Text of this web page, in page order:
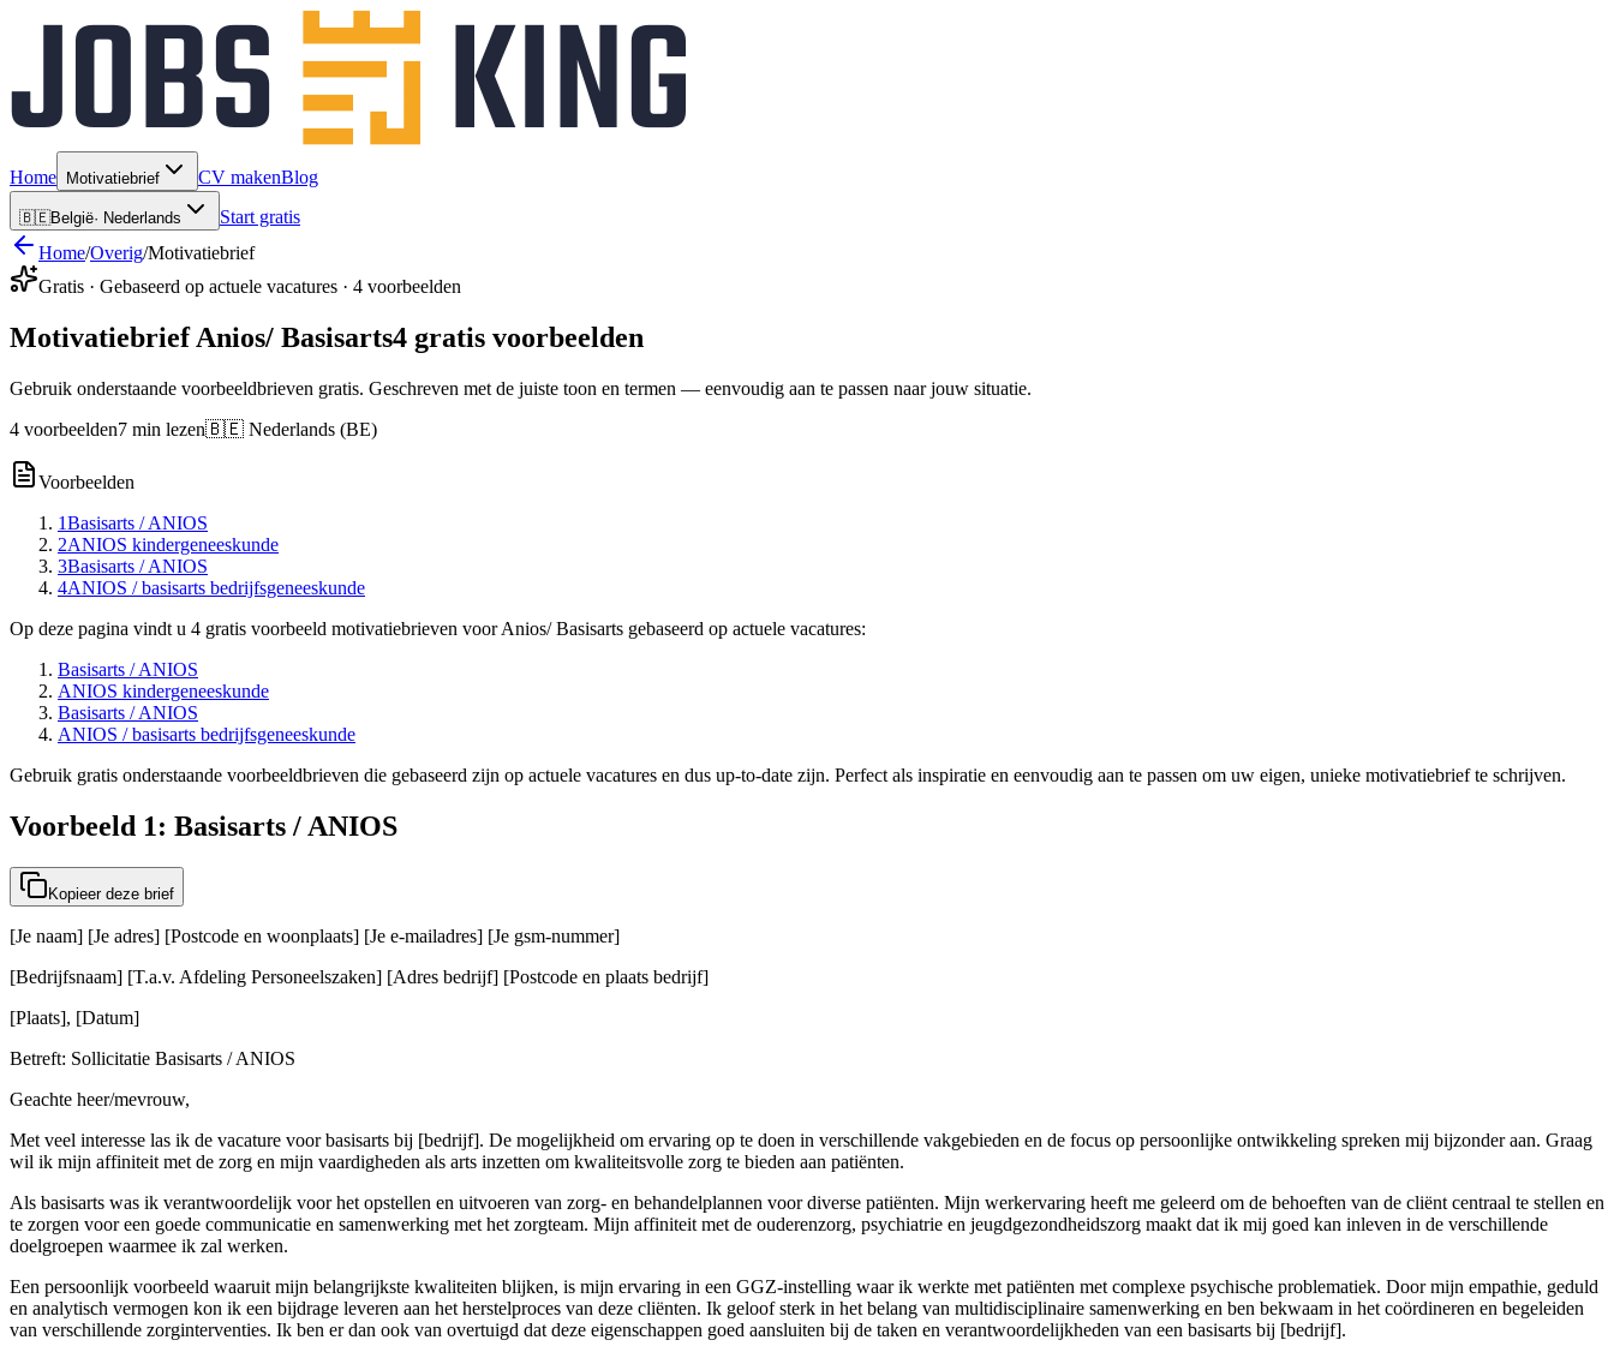
Home Motivatiebrief CV makenBlog
🇧🇪België· Nederlands
Start gratis
Home/Overig/Motivatiebrief
Gratis · Gebaseerd op actuele vacatures · 4 voorbeelden
Motivatiebrief Anios/ Basisarts4 gratis voorbeelden
Gebruik onderstaande voorbeeldbrieven gratis. Geschreven met de juiste toon en termen — eenvoudig aan te passen naar jouw situatie.
4 voorbeelden7 min lezen🇧🇪 Nederlands (BE)
Voorbeelden
1Basisarts / ANIOS
2ANIOS kindergeneeskunde
3Basisarts / ANIOS
4ANIOS / basisarts bedrijfsgeneeskunde
Op deze pagina vindt u 4 gratis voorbeeld motivatiebrieven voor Anios/ Basisarts gebaseerd op actuele vacatures:
Basisarts / ANIOS
ANIOS kindergeneeskunde
Basisarts / ANIOS
ANIOS / basisarts bedrijfsgeneeskunde
Gebruik gratis onderstaande voorbeeldbrieven die gebaseerd zijn op actuele vacatures en dus up-to-date zijn. Perfect als inspiratie en eenvoudig aan te passen om uw eigen, unieke motivatiebrief te schrijven.
Voorbeeld 1: Basisarts / ANIOS
Kopieer deze brief
[Je naam] [Je adres] [Postcode en woonplaats] [Je e-mailadres] [Je gsm-nummer]
[Bedrijfsnaam] [T.a.v. Afdeling Personeelszaken] [Adres bedrijf] [Postcode en plaats bedrijf]
[Plaats], [Datum]
Betreft: Sollicitatie Basisarts / ANIOS
Geachte heer/mevrouw,
Met veel interesse las ik de vacature voor basisarts bij [bedrijf]. De mogelijkheid om ervaring op te doen in verschillende vakgebieden en de focus op persoonlijke ontwikkeling spreken mij bijzonder aan. Graag
wil ik mijn affiniteit met de zorg en mijn vaardigheden als arts inzetten om kwaliteitsvolle zorg te bieden aan patiënten.
Als basisarts was ik verantwoordelijk voor het opstellen en uitvoeren van zorg- en behandelplannen voor diverse patiënten. Mijn werkervaring heeft me geleerd om de behoeften van de cliënt centraal te stellen en
te zorgen voor een goede communicatie en samenwerking met het zorgteam. Mijn affiniteit met de ouderenzorg, psychiatrie en jeugdgezondheidszorg maakt dat ik mij goed kan inleven in de verschillende
doelgroepen waarmee ik zal werken.
Een persoonlijk voorbeeld waaruit mijn belangrijkste kwaliteiten blijken, is mijn ervaring in een GGZ-instelling waar ik werkte met patiënten met complexe psychische problematiek. Door mijn empathie, geduld
en analytisch vermogen kon ik een bijdrage leveren aan het herstelproces van deze cliënten. Ik geloof sterk in het belang van multidisciplinaire samenwerking en ben bekwaam in het coördineren en begeleiden
van verschillende zorginterventies. Ik ben er dan ook van overtuigd dat deze eigenschappen goed aansluiten bij de taken en verantwoordelijkheden van een basisarts bij [bedrijf].